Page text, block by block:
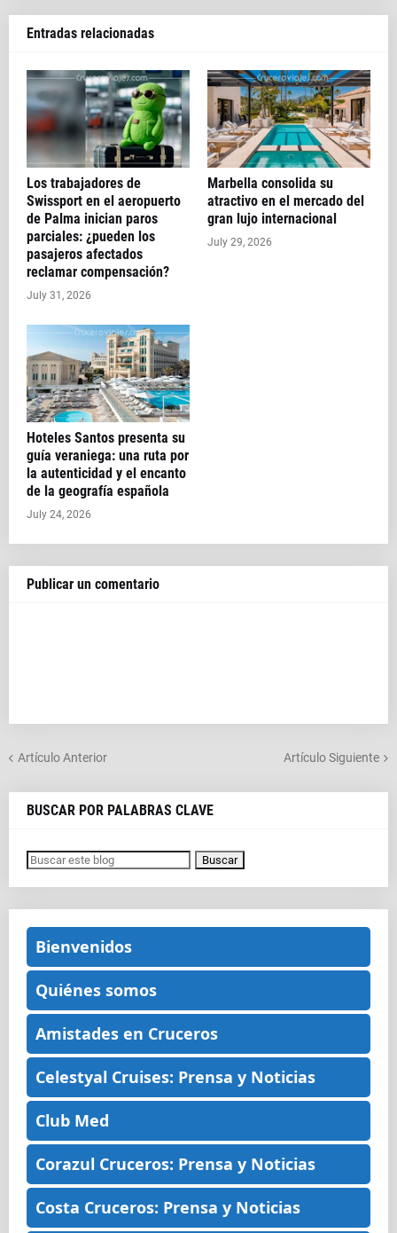
Entradas relacionadas
Los trabajadores de
Swissport en el aeropuerto
de Palma inician paros
parciales: ¿pueden los
pasajeros afectados
reclamar compensación?
July 31, 2026
Marbella consolida su
atractivo en el mercado del
gran lujo internacional
July 29, 2026
Hoteles Santos presenta su
guía veraniega: una ruta por
la autenticidad y el encanto
de la geografía española
July 24, 2026
Publicar un comentario
Artículo Anterior Artículo Siguiente
BUSCAR POR PALABRAS CLAVE
Bienvenidos
Quiénes somos
Amistades en Cruceros
Celestyal Cruises: Prensa y Noticias
Club Med
Corazul Cruceros: Prensa y Noticias
Costa Cruceros: Prensa y Noticias